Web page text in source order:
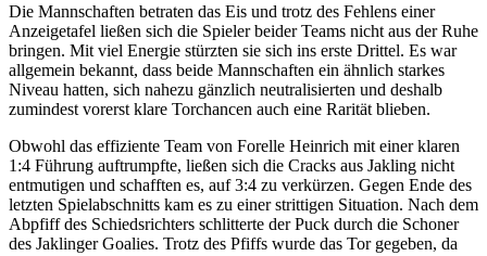
Die Mannschaften betraten das Eis und trotz des Fehlens einer
Anzeigetafel ließen sich die Spieler beider Teams nicht aus der Ruhe
bringen. Mit viel Energie stürzten sie sich ins erste Drittel. Es war
allgemein bekannt, dass beide Mannschaften ein ähnlich starkes
Niveau hatten, sich nahezu gänzlich neutralisierten und deshalb
zumindest vorerst klare Torchancen auch eine Rarität blieben.
Obwohl das effiziente Team von Forelle Heinrich mit einer klaren
1:4 Führung auftrumpfte, ließen sich die Cracks aus Jakling nicht
entmutigen und schafften es, auf 3:4 zu verkürzen. Gegen Ende des
letzten Spielabschnitts kam es zu einer strittigen Situation. Nach dem
Abpfiff des Schiedsrichters schlitterte der Puck durch die Schoner
des Jaklinger Goalies. Trotz des Pfiffs wurde das Tor gegeben, da